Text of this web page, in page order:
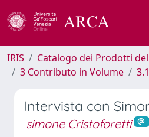
IRIS
Catalogo dei Prodotti
3 Contributo in Volume
Intervista con
simone Cristoforetti